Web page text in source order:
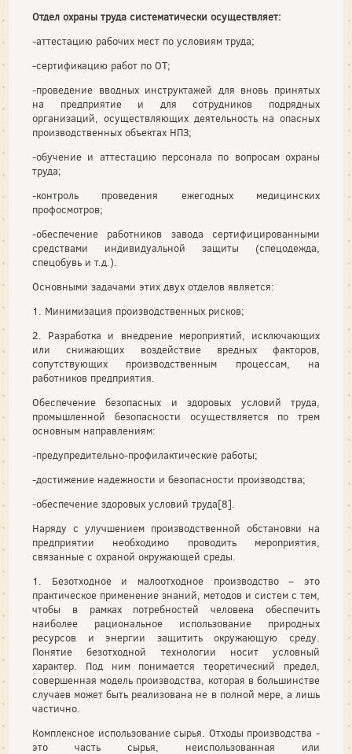
Отдел охраны труда систематически осуществляет:
-аттестацию рабочих мест по условиям труда;
-сертификацию работ по ОТ;
-проведение вводных инструктажей для вновь принятых
на предприятие и для сотрудников подрядных
организаций, осуществляющих деятельность на опасных
производственных объектах НПЗ;
-обучение и аттестацию персонала по вопросам охраны
труда;
-контроль проведения ежегодных медицинских
профосмотров;
-обеспечение работников завода сертифицированными
средствами индивидуальной защиты (спецодежда,
спецобувь и т.д.).
Основными задачами этих двух отделов является:
1. Минимизация производственных рисков;
2. Разработка и внедрение мероприятий, исключающих
или снижающих воздействие вредных факторов,
сопутствующих производственным процессам, на
работников предприятия.
Обеспечение безопасных и здоровых условий труда,
промышленной безопасности осуществляется по трем
основным направлениям:
-предупредительно-профилактические работы;
-достижение надежности и безопасности производства;
-обеспечение здоровых условий труда[8].
Наряду с улучшением производственной обстановки на
предприятии необходимо проводить мероприятия,
связанные с охраной окружающей среды.
1. Безотходное и малоотходное производство – это
практическое применение знаний, методов и систем с тем,
чтобы в рамках потребностей человека обеспечить
наиболее рациональное использование природных
ресурсов и энергии защитить окружающую среду.
Понятие безотходной технологии носит условный
характер. Под ним понимается теоретический предел,
совершенная модель производства, которая в большинстве
случаев может быть реализована не в полной мере, а лишь
частично.
Комплексное использование сырья. Отходы производства -
это часть сырья, неиспользованная или